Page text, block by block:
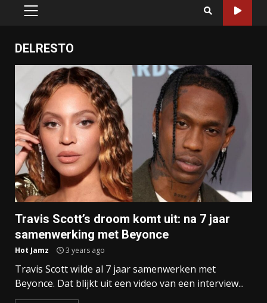
PRIMARY
DELRESTO
Travis Scott’s droom komt uit: na 7 jaar
samenwerking met Beyonce
Hot Jamz 3 years ago
Travis Scott wilde al 7 jaar samenwerken met
Beyonce. Dat blijkt uit een video van een interview...